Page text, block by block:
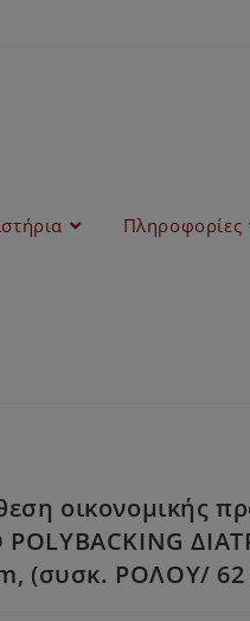
Πληροφορίες
(συσκ. ΡΟΛΟΥ/